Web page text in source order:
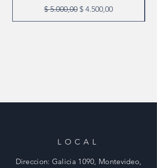
Precio
$ 5.000,00 Precio de oferta
$ 4.500,00
LOCAL
Direccion: Galicia 1090, Montevideo,